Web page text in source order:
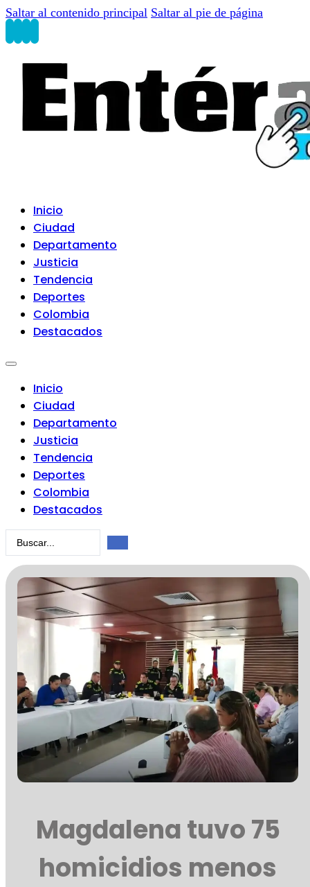
Saltar al contenido principal Saltar al pie de página
Inicio
Ciudad
Departamento
Justicia
Tendencia
Deportes
Colombia
Destacados
Inicio
Ciudad
Departamento
Justicia
Tendencia
Deportes
Colombia
Destacados
Search
Magdalena tuvo 75
homicidios menos